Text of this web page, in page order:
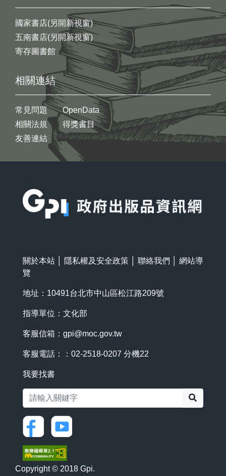
國家書店(另開新視窗)
五南書店(另開新視窗)
寄存圖書館
相關連結
常見問題
相關法規
友善連結
OpenData
得獎書目
關於本站 隱私權及安全政策 聯絡我們
網站導
覽
地址：10491台北市中山區松江路209號
指導單位：文化部
客服信箱： gpi@moc.gov.tw
客服電話：：02-2518-0207 分機22
我要找書
Copyright © 2018 Gpi.